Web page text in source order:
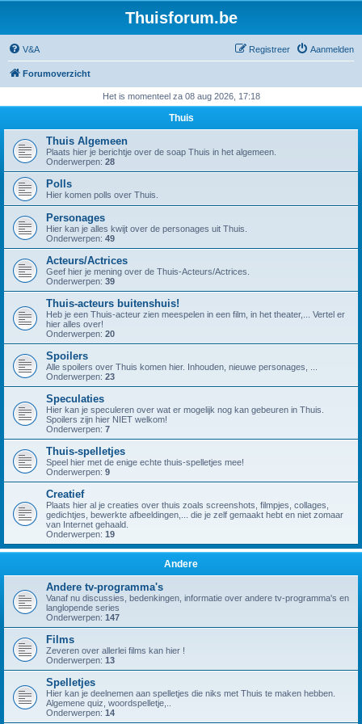
Thuisforum.be
V&A Aanmelden
Registreer
Forumoverzicht
Het is momenteel za 08 aug 2026, 17:18
Thuis
Thuis Algemeen
Plaats hier je berichtje over de soap Thuis in het algemeen.
Onderwerpen: 28
Polls
Hier komen polls over Thuis.
Personages
Hier kan je alles kwijt over de personages uit Thuis.
Onderwerpen: 49
Acteurs/Actrices
Geef hier je mening over de Thuis-Acteurs/Actrices.
Onderwerpen: 39
Thuis-acteurs buitenshuis!
Heb je een Thuis-acteur zien meespelen in een film, in het theater,... Vertel er
hier alles over!
Onderwerpen: 20
Spoilers
Alle spoilers over Thuis komen hier. Inhouden, nieuwe personages, ...
Onderwerpen: 23
Speculaties
Hier kan je speculeren over wat er mogelijk nog kan gebeuren in Thuis.
Spoilers zijn hier NIET welkom!
Onderwerpen: 7
Thuis-spelletjes
Speel hier met de enige echte thuis-spelletjes mee!
Onderwerpen: 9
Creatief
Plaats hier al je creaties over thuis zoals screenshots, filmpjes, collages,
gedichtjes, bewerkte afbeeldingen,... die je zelf gemaakt hebt en niet zomaar
van Internet gehaald.
Onderwerpen: 19
Andere
Andere tv-programma's
Vanaf nu discussies, bedenkingen, informatie over andere tv-programma's en
langlopende series
Onderwerpen: 147
Films
Zeveren over allerlei films kan hier !
Onderwerpen: 13
Spelletjes
Hier kan je deelnemen aan spelletjes die niks met Thuis te maken hebben.
Algemene quiz, woordspelletje,..
Onderwerpen: 14